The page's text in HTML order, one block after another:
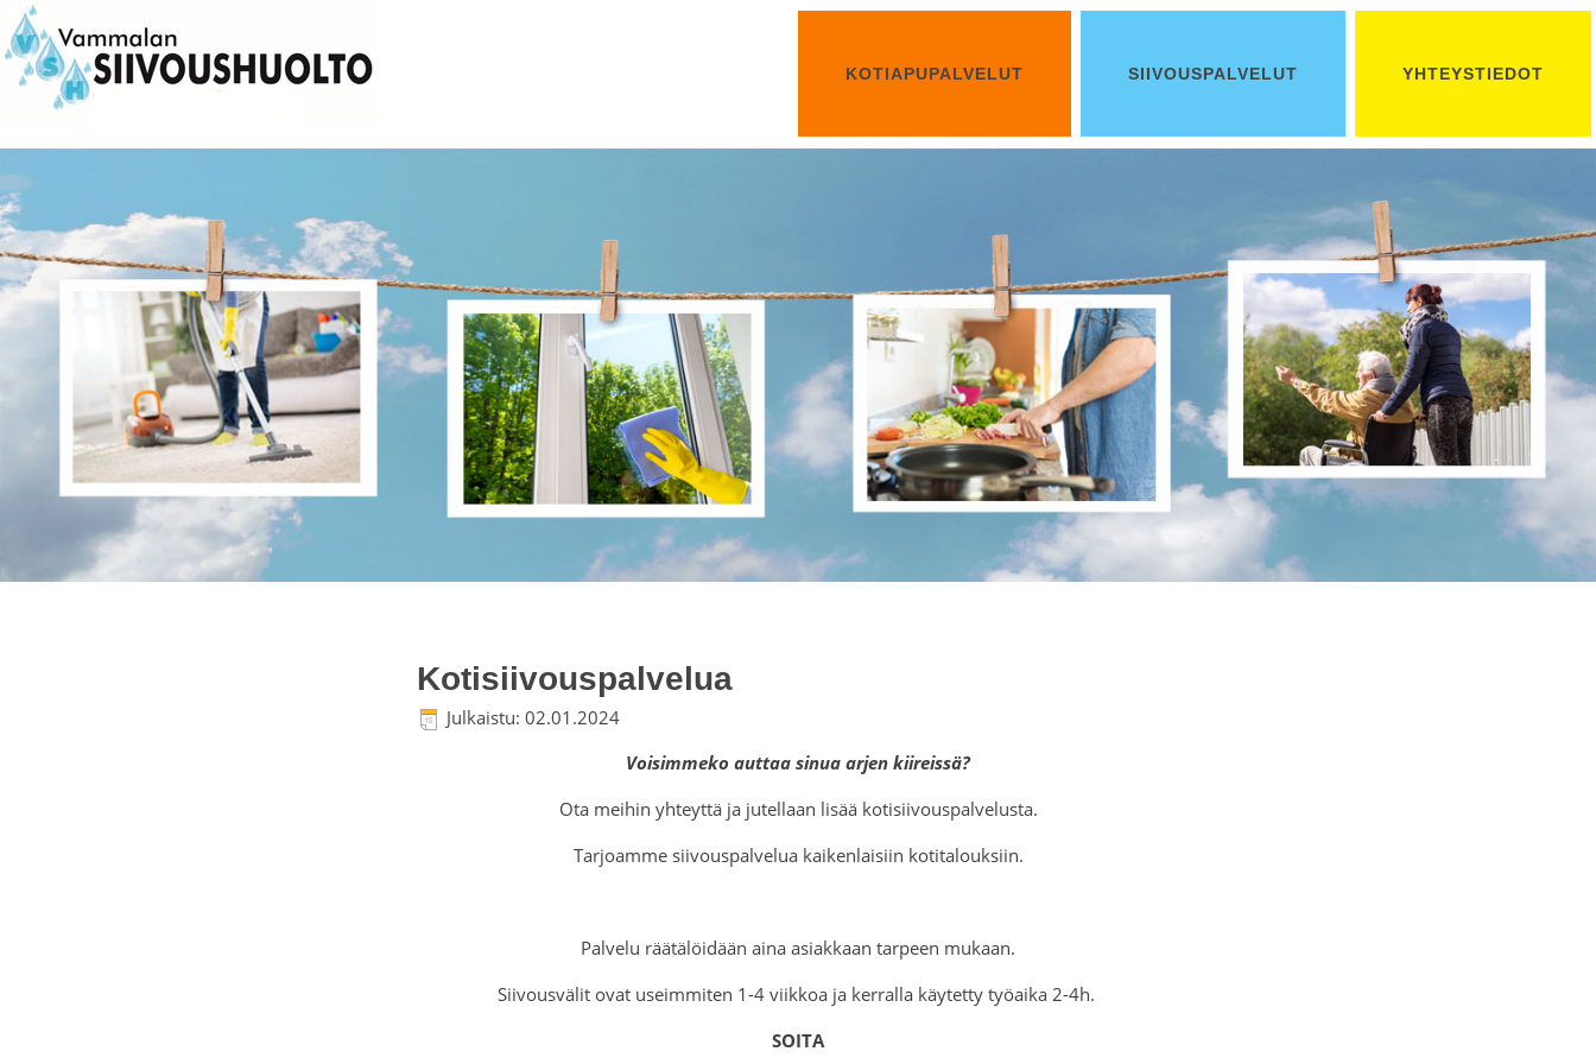
KOTIAPUPALVELUT SIIVOUSPALVELUT YHTEYSTIEDOT
Kotisiivouspalvelua
Julkaistu: 02.01.2024
Voisimmeko auttaa sinua arjen kiireissä?
Ota meihin yhteyttä ja jutellaan lisää kotisiivouspalvelusta.
Tarjoamme siivouspalvelua kaikenlaisiin kotitalouksiin.
Palvelu räätälöidään aina asiakkaan tarpeen mukaan.
Siivousvälit ovat useimmiten 1-4 viikkoa ja kerralla käytetty työaika 2-4h.
SOITA